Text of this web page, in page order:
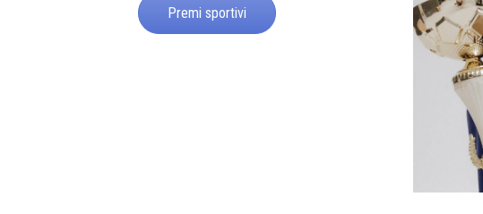
Premi sportivi